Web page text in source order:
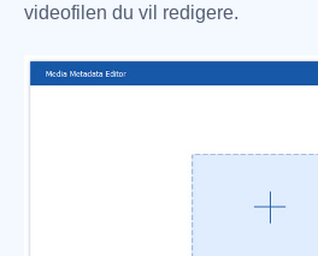
videofilen du vil redigere.